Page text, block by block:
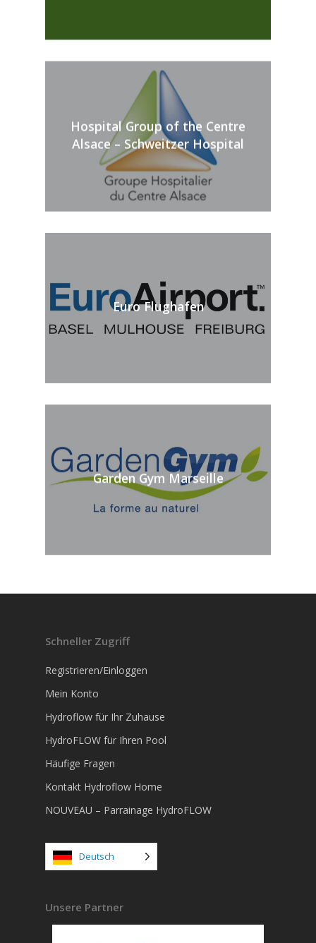
Hospital Group of the Centre
Alsace – Schweitzer Hospital
Euro Flughafen
Garden Gym Marseille
Schneller Zugriff
Registrieren/Einloggen
Mein Konto
Hydroflow für Ihr Zuhause
HydroFLOW für Ihren Pool
Häufige Fragen
Kontakt Hydroflow Home
NOUVEAU – Parrainage HydroFLOW
Deutsch
Unsere Partner